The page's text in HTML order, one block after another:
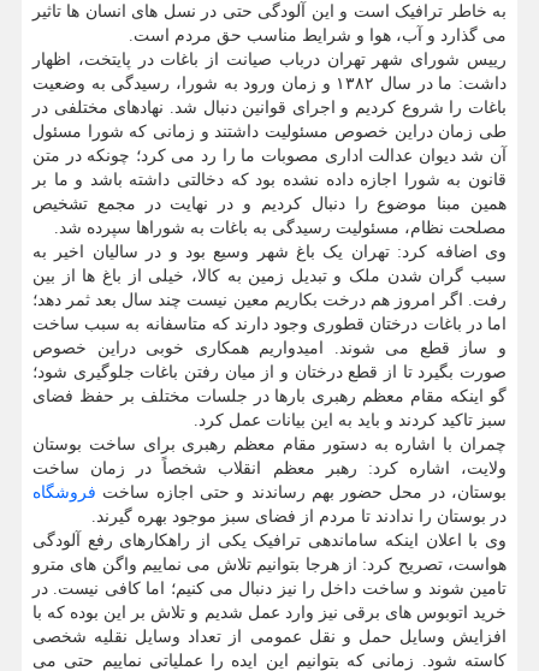
به خاطر ترافیک است و این آلودگی حتی در نسل های انسان ها تاثیر
می گذارد و آب، هوا و شرایط مناسب حق مردم است.
رییس شورای شهر تهران درباب صیانت از باغات در پایتخت، اظهار
داشت: ما در سال ۱۳۸۲ و زمان ورود به شورا، رسیدگی به وضعیت
باغات را شروع کردیم و اجرای قوانین دنبال شد. نهادهای مختلفی در
طی زمان دراین خصوص مسئولیت داشتند و زمانی که شورا مسئول
آن شد دیوان عدالت اداری مصوبات ما را رد می کرد؛ چونکه در متن
قانون به شورا اجازه داده نشده بود که دخالتی داشته باشد و ما بر
همین مبنا موضوع را دنبال کردیم و در نهایت در مجمع تشخیص
مصلحت نظام، مسئولیت رسیدگی به باغات به شوراها سپرده شد.
وی اضافه کرد: تهران یک باغ شهر وسیع بود و در سالیان اخیر به
سبب گران شدن ملک و تبدیل زمین به کالا، خیلی از باغ ها از بین
رفت. اگر امروز هم درخت بکاریم معین نیست چند سال بعد ثمر دهد؛
اما در باغات درختان قطوری وجود دارند که متاسفانه به سبب ساخت
و ساز قطع می شوند. امیدواریم همکاری خوبی دراین خصوص
صورت بگیرد تا از قطع درختان و از میان رفتن باغات جلوگیری شود؛
گو اینکه مقام معظم رهبری بارها در جلسات مختلف بر حفظ فضای
سبز تاکید کردند و باید به این بیانات عمل کرد.
چمران با اشاره به دستور مقام معظم رهبری برای ساخت بوستان
ولایت، اشاره کرد: رهبر معظم انقلاب شخصاً در زمان ساخت
بوستان، در محل حضور بهم رساندند و حتی اجازه ساخت فروشگاه
در بوستان را ندادند تا مردم از فضای سبز موجود بهره گیرند.
وی با اعلان اینکه ساماندهی ترافیک یکی از راهکارهای رفع آلودگی
هواست، تصریح کرد: از هرجا بتوانیم تلاش می نماییم واگن های مترو
تامین شوند و ساخت داخل را نیز دنبال می کنیم؛ اما کافی نیست. در
خرید اتوبوس های برقی نیز وارد عمل شدیم و تلاش بر این بوده که با
افزایش وسایل حمل و نقل عمومی از تعداد وسایل نقلیه شخصی
کاسته شود. زمانی که بتوانیم این ایده را عملیاتی نماییم حتی می